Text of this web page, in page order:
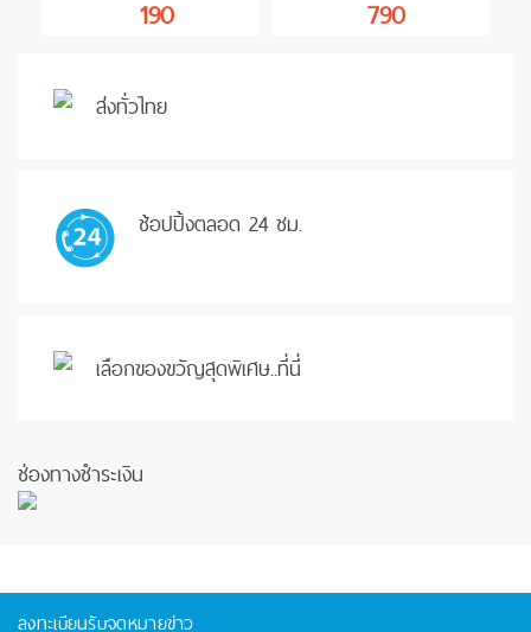
190 790
ส่งทั่วไทย
ช้อปปิ้งตลอด 24 ชม.
เลือกของขวัญสุดพิเศษ..ที่นี่
ช่องทางชำระเงิน
ลงทะเบียนรับจดหมายข่าว